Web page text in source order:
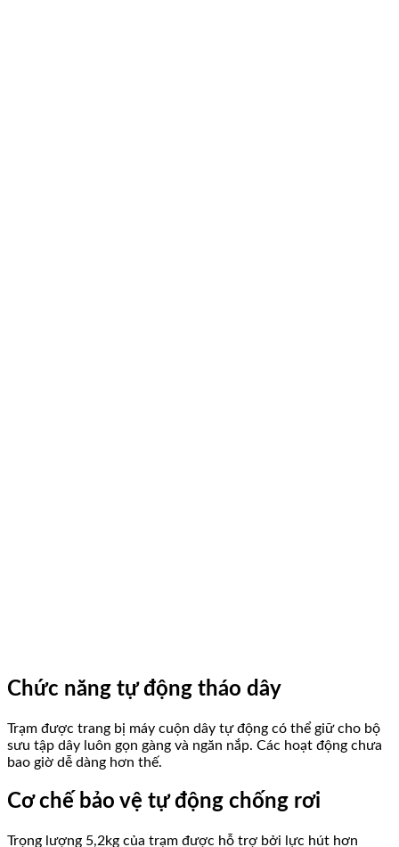
Chức năng tự động tháo dây
Trạm được trang bị máy cuộn dây tự động có thể giữ cho bộ
sưu tập dây luôn gọn gàng và ngăn nắp. Các hoạt động chưa
bao giờ dễ dàng hơn thế.
Cơ chế bảo vệ tự động chống rơi
Trọng lượng 5,2kg của trạm được hỗ trợ bởi lực hút hơn